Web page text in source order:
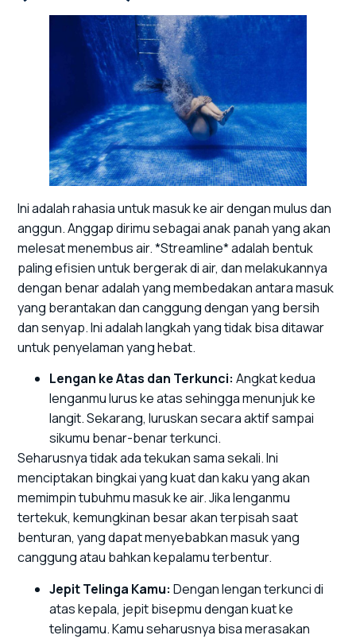
Ini adalah rahasia untuk masuk ke air dengan mulus dan
anggun. Anggap dirimu sebagai anak panah yang akan
melesat menembus air. *Streamline* adalah bentuk
paling efisien untuk bergerak di air, dan melakukannya
dengan benar adalah yang membedakan antara masuk
yang berantakan dan canggung dengan yang bersih
dan senyap. Ini adalah langkah yang tidak bisa ditawar
untuk penyelaman yang hebat.
Lengan ke Atas dan Terkunci: Angkat kedua
lenganmu lurus ke atas sehingga menunjuk ke
langit. Sekarang, luruskan secara aktif sampai
sikumu benar-benar terkunci.
Seharusnya tidak ada tekukan sama sekali. Ini
menciptakan bingkai yang kuat dan kaku yang akan
memimpin tubuhmu masuk ke air. Jika lenganmu
tertekuk, kemungkinan besar akan terpisah saat
benturan, yang dapat menyebabkan masuk yang
canggung atau bahkan kepalamu terbentur.
Jepit Telinga Kamu: Dengan lengan terkunci di
atas kepala, jepit bisepmu dengan kuat ke
telingamu. Kamu seharusnya bisa merasakan